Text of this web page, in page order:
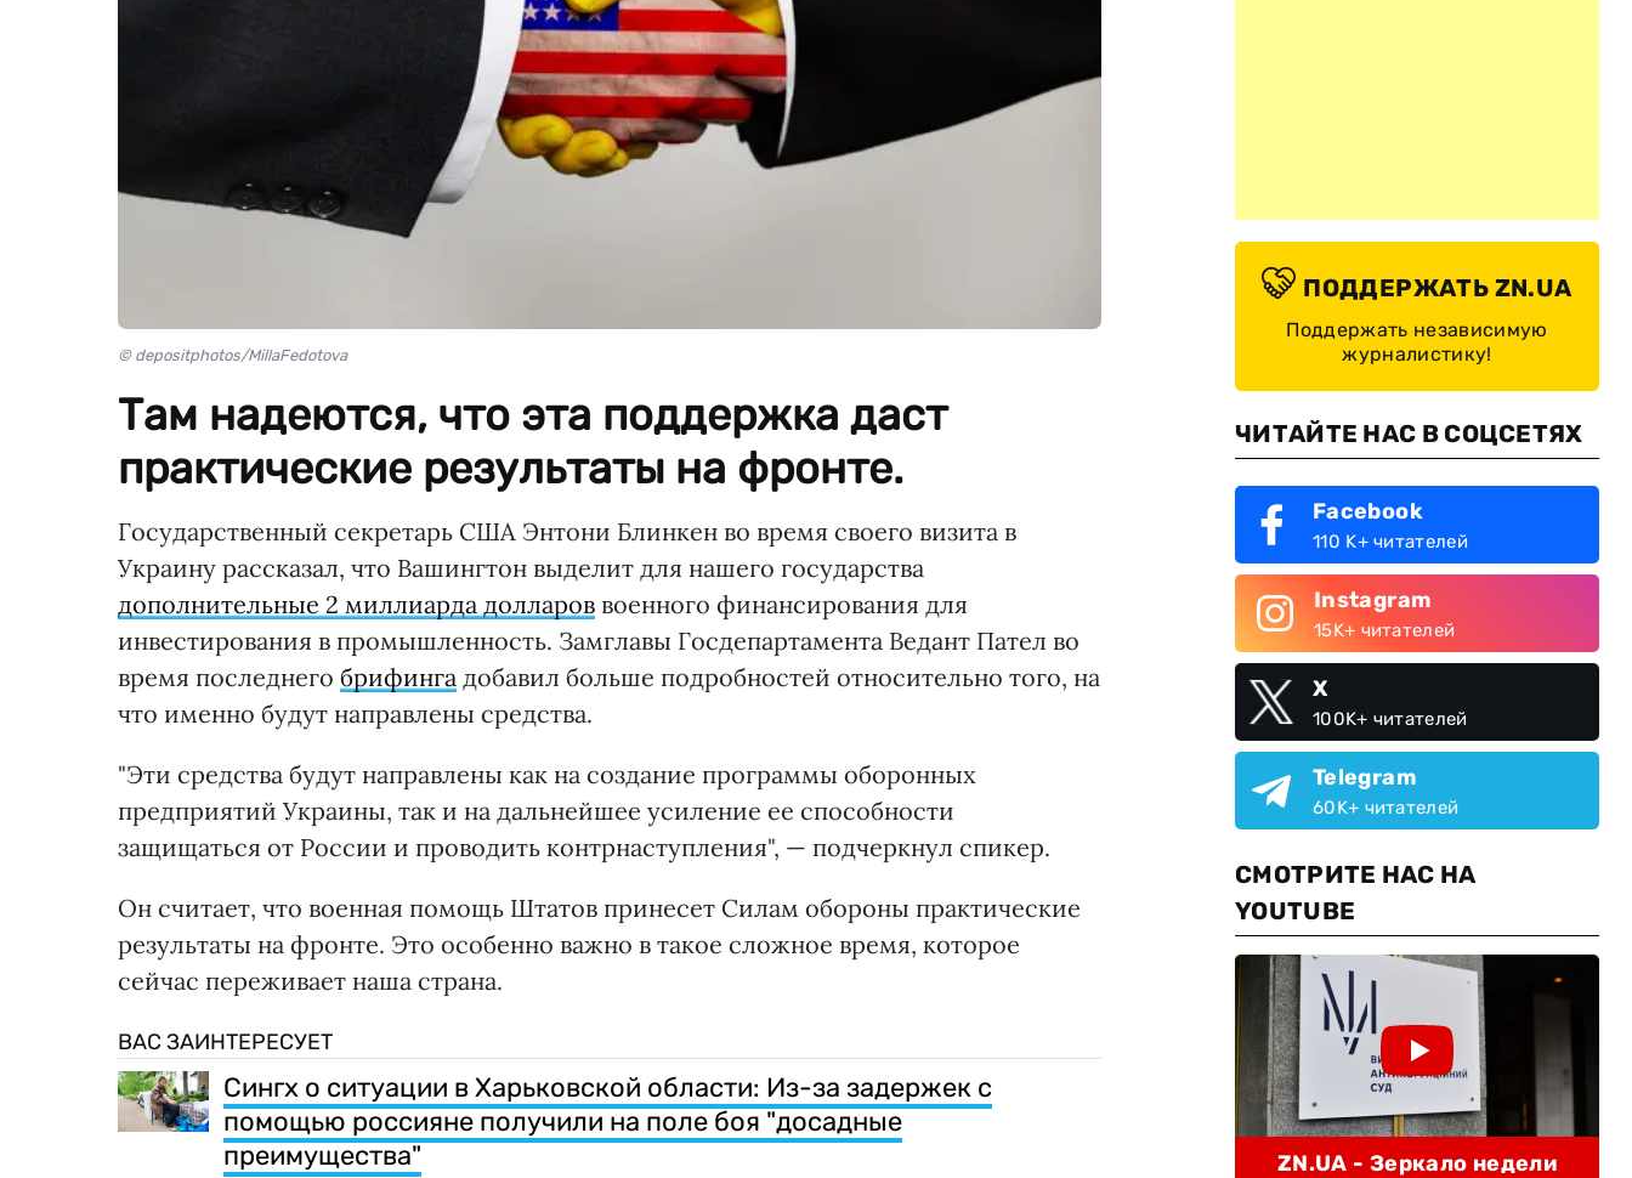
© depositphotos/MillaFedotova
Там надеются, что эта поддержка даст
практические результаты на фронте.
Государственный секретарь США Энтони Блинкен во время своего визита в
Украину рассказал, что Вашингтон выделит для нашего государства
дополнительные 2 миллиарда долларов военного финансирования для
инвестирования в промышленность. Замглавы Госдепартамента Ведант Пател во
время последнего брифинга добавил больше подробностей относительно того, на
что именно будут направлены средства.
"Эти средства будут направлены как на создание программы оборонных
предприятий Украины, так и на дальнейшее усиление ее способности
защищаться от России и проводить контрнаступления", — подчеркнул спикер.
Он считает, что военная помощь Штатов принесет Силам обороны практические
результаты на фронте. Это особенно важно в такое сложное время, которое
сейчас переживает наша страна.
ВАС ЗАИНТЕРЕСУЕТ
Сингх о ситуации в Харьковской области: Из-за задержек с
помощью россияне получили на поле боя "досадные
преимущества"
ПОДДЕРЖАТЬ ZN.UA
Поддержать независимую
журналистику!
ЧИТАЙТЕ НАС В СОЦСЕТЯХ
Facebook
110 K+ читателей
Instagram
15K+ читателей
X
100K+ читателей
Telegram
60K+ читателей
СМОТРИТЕ НАС НА
YOUTUBE
ZN.UA - Зеркало недели